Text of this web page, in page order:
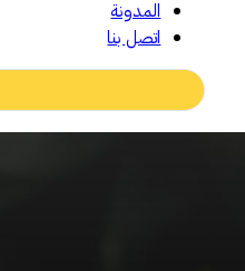
المدونة
اتصل بنا
Search
...